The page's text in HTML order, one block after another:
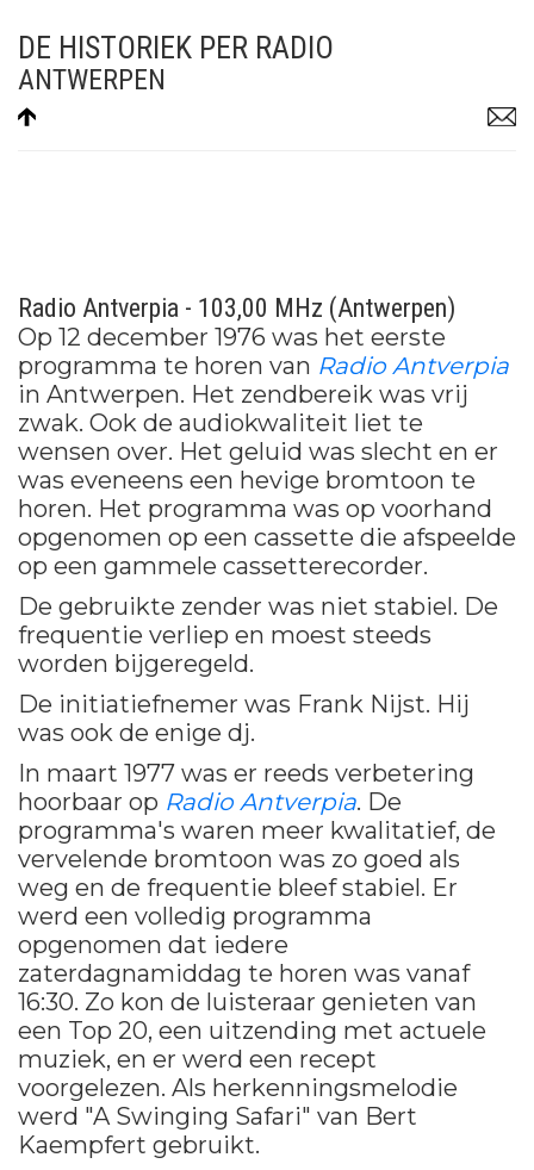
DE HISTORIEK PER RADIO
ANTWERPEN
Radio Antverpia - 103,00 MHz (Antwerpen)
Op 12 december 1976 was het eerste
programma te horen van Radio Antverpia
in Antwerpen. Het zendbereik was vrij
zwak. Ook de audiokwaliteit liet te
wensen over. Het geluid was slecht en er
was eveneens een hevige bromtoon te
horen. Het programma was op voorhand
opgenomen op een cassette die afspeelde
op een gammele cassetterecorder.
De gebruikte zender was niet stabiel. De
frequentie verliep en moest steeds
worden bijgeregeld.
De initiatiefnemer was Frank Nijst. Hij
was ook de enige dj.
In maart 1977 was er reeds verbetering
hoorbaar op Radio Antverpia. De
programma's waren meer kwalitatief, de
vervelende bromtoon was zo goed als
weg en de frequentie bleef stabiel. Er
werd een volledig programma
opgenomen dat iedere
zaterdagnamiddag te horen was vanaf
16:30. Zo kon de luisteraar genieten van
een Top 20, een uitzending met actuele
muziek, en er werd een recept
voorgelezen. Als herkenningsmelodie
werd "A Swinging Safari" van Bert
Kaempfert gebruikt.